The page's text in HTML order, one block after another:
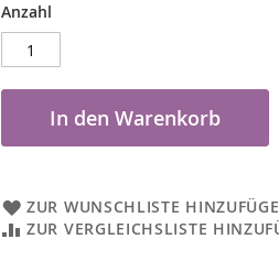
Anzahl
In den Warenkorb
ZUR WUNSCHLISTE
ZUR VERGLEICHSLISTE